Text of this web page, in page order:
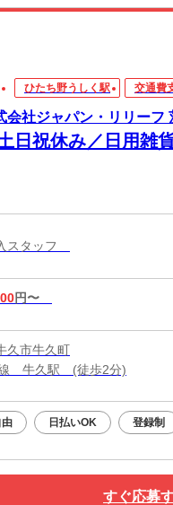
ひたち野うしく駅 交通費
会社ジャパン・リリー
日祝休み／日用雑
スタッフ
円〜
久市牛久町
牛久駅 (徒歩2分)
由 日払いOK 登録制
すぐ応募